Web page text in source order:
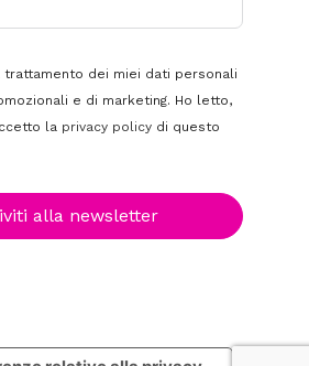
trattamento dei miei dati personali
e di marketing. Ho letto,
la privacy policy di questo
alla newsletter